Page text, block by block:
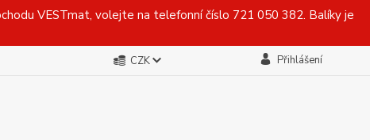
VESTmat, volejte na telefonní číslo 721 050 382. Balíky je
CZK Přihlášení